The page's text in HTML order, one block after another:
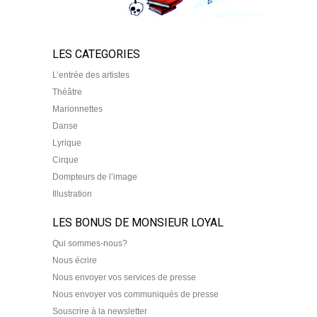
LES CATEGORIES
L’entrée des artistes
Théâtre
Marionnettes
Danse
Lyrique
Cirque
Dompteurs de l’image
Illustration
LES BONUS DE MONSIEUR LOYAL
Qui sommes-nous?
Nous écrire
Nous envoyer vos services de presse
Nous envoyer vos communiqués de presse
Souscrire à la newsletter